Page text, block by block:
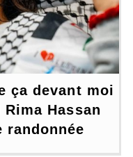
ça devant moi
Hassan
randonnée